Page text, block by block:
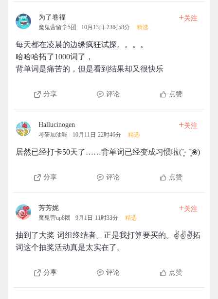
为了卷福
魔鬼营留学5团 10月13日 23时58分 精选
+关注
每天都在凌晨的边缘疯狂试探。。。。
哈哈哈拓了1000词了，
背单词是痛苦的，但是看到结果却又很快乐
分享 评论 点赞
Hallucinogen
考研加油喔 10月11日 22时46分 精选
+关注
居然已经打卡50天了……背单词已经变成习惯啦(˘͈ᵕ ˘͈❀)
分享 评论 点赞
芳芳妮
魔鬼营up8团 9月1日 11时33分 精选
+关注
抽到了大奖 词组终结者。正是我打算要买的。✌✌✌拓
词这个抽奖活动真是太实在了。
分享 评论 点赞